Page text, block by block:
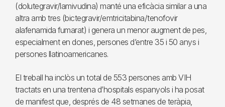
(dolutegravir/lamivudina) manté una eficàcia similar a una
altra amb tres (bictegravir/emtricitabina/tenofovir
alafenamida fumarat) i genera un menor augment de pes,
especialment en dones, persones d’entre 35 i 50 anys i
persones llatinoamericanes.
El treball ha inclòs un total de 553 persones amb VIH
tractats en una trentena d’hospitals espanyols i ha posat
de manifest que, després de 48 setmanes de teràpia,